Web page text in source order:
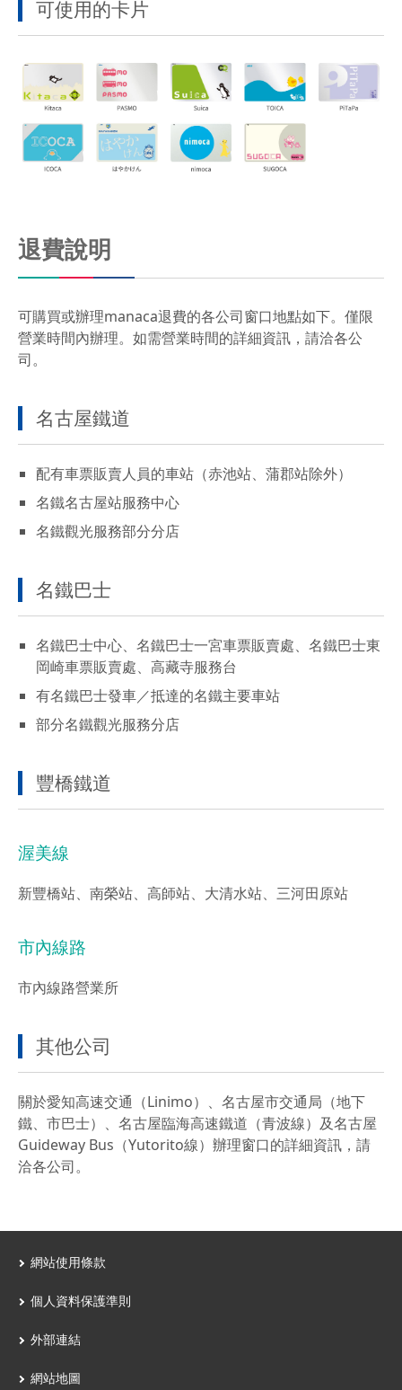
可使用的卡片
退費說明
可購買或辦理manaca退費的各公司窗口地點如下。僅限
營業時間內辦理。如需營業時間的詳細資訊，請洽各公
司。
名古屋鐵道
配有車票販賣人員的車站（赤池站、蒲郡站除外）
名鐵名古屋站服務中心
名鐵觀光服務部分分店
名鐵巴士
名鐵巴士中心、名鐵巴士一宮車票販賣處、名鐵巴士東
岡崎車票販賣處、高藏寺服務台
有名鐵巴士發車／抵達的名鐵主要車站
部分名鐵觀光服務分店
豐橋鐵道
渥美線
新豐橋站、南榮站、高師站、大清水站、三河田原站
市內線路
市內線路營業所
其他公司
關於愛知高速交通（Linimo）、名古屋市交通局（地下
鐵、市巴士）、名古屋臨海高速鐵道（青波線）及名古屋
Guideway Bus（Yutorito線）辦理窗口的詳細資訊，請
洽各公司。
網站使用條款
個人資料保護準則
外部連結
網站地圖